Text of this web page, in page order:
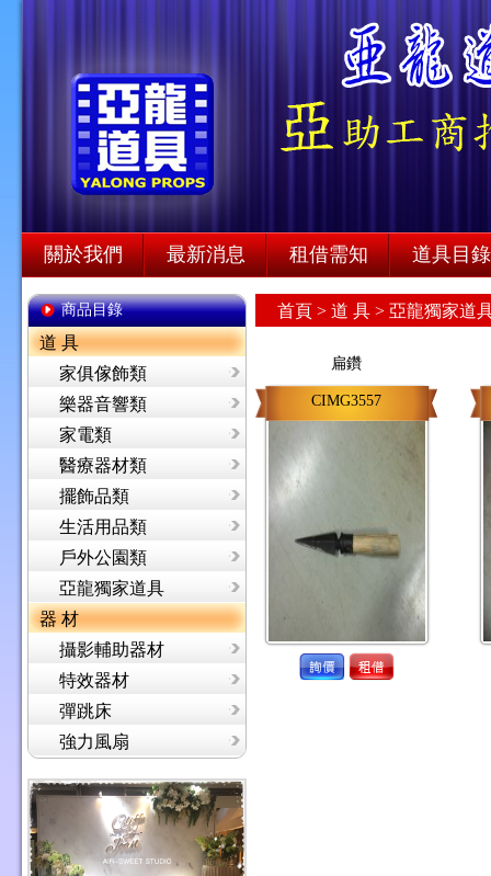
關於我們 最新消息 租借需知 道具目錄
商品目錄
道 具
家俱傢飾類
樂器音響類
家電類
醫療器材類
擺飾品類
生活用品類
戶外公園類
亞龍獨家道具
器 材
攝影輔助器材
特效器材
彈跳床
強力風扇
首頁 > 道 具 > 亞龍獨家道
扁鑽
CIMG3557